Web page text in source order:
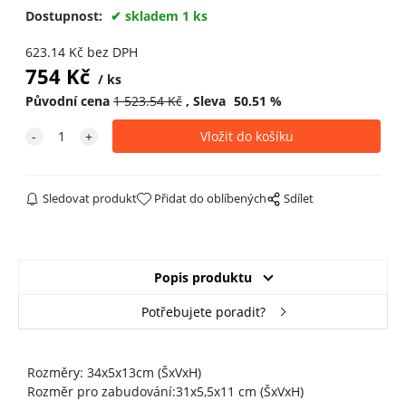
Dostupnost: skladem 1 ks
623.14Kč bez DPH
754Kč
ks
Původní cena 1 523.54Kč Sleva 50.51 %
Sledovat produkt Přidat do oblíbených Sdílet
Popis produktu
Potřebujete poradit?
Rozměry: 34x5x13cm (ŠxVxH)
Rozměr pro zabudování:31x5,5x11 cm (ŠxVxH)